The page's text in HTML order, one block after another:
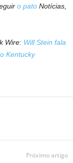
o pato Notícias,
Wire: Will Stein fala
Kentucky
Próximo artigo